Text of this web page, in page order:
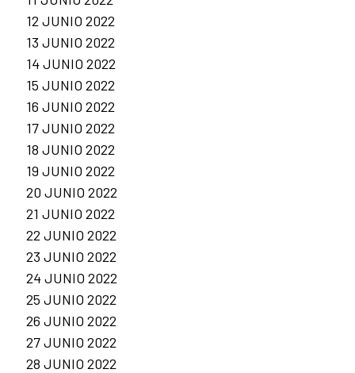
12 JUNIO 2022
13 JUNIO 2022
14 JUNIO 2022
15 JUNIO 2022
16 JUNIO 2022
17 JUNIO 2022
18 JUNIO 2022
19 JUNIO 2022
20 JUNIO 2022
21 JUNIO 2022
22 JUNIO 2022
23 JUNIO 2022
24 JUNIO 2022
25 JUNIO 2022
26 JUNIO 2022
27 JUNIO 2022
28 JUNIO 2022